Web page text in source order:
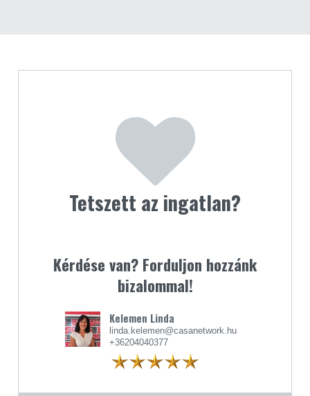
Tetszett az ingatlan?
Kérdése van? Forduljon hozzánk
bizalommal!
Kelemen Linda
linda.kelemen@casanetwork.hu
+36204040377